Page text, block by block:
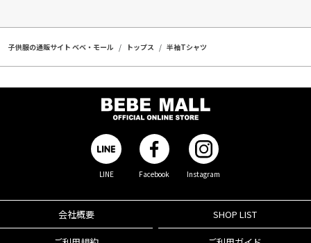
子供服の通販サイト ベベ・モール トップス 半袖Tシャツ
LINE Facebook Instagram
会社概要 SHOP LIST